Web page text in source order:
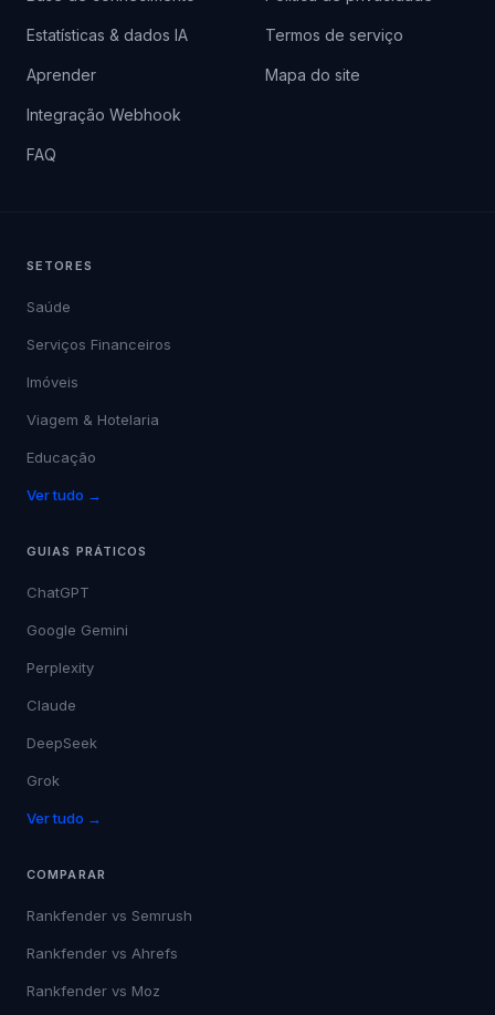
Estatísticas & dados IA
Aprender
Integração Webhook
FAQ
Termos de serviço
Mapa do site
SETORES
Saúde
Serviços Financeiros
Imóveis
Viagem & Hotelaria
Educação
Ver tudo →
GUIAS PRÁTICOS
ChatGPT
Google Gemini
Perplexity
Claude
DeepSeek
Grok
Ver tudo →
COMPARAR
Rankfender vs Semrush
Rankfender vs Ahrefs
Rankfender vs Moz